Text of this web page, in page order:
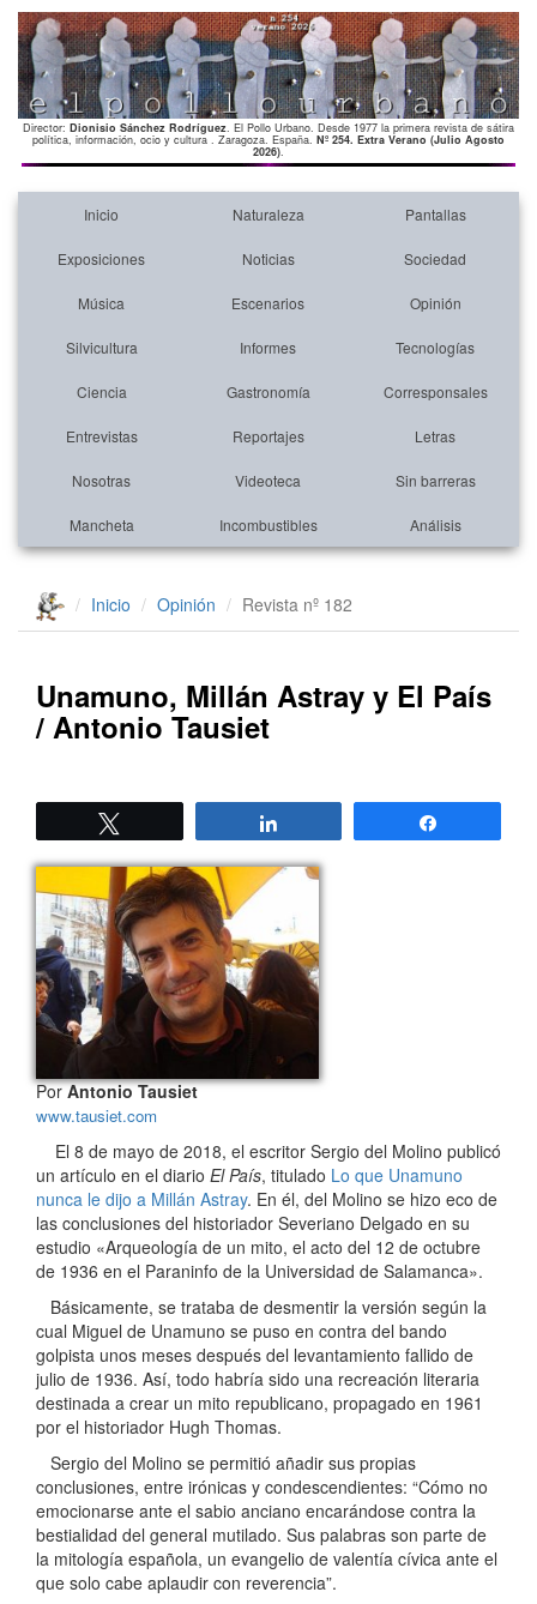
Director: Dionisio Sánchez Rodríguez. El Pollo Urbano. Desde 1977 la primera revista de sátira
política, información, ocio y cultura . Zaragoza. España. Nº 254. Extra Verano (Julio Agosto
2026).
Inicio Naturaleza Pantallas
Exposiciones Noticias Sociedad
Música Escenarios Opinión
Silvicultura Informes Tecnologías
Ciencia Gastronomía Corresponsales
Entrevistas Reportajes Letras
Nosotras Videoteca Sin barreras
Mancheta Incombustibles Análisis
Inicio Opinión Revista nº 182
Unamuno, Millán Astray y El País
/ Antonio Tausiet
PorAntonio Tausiet
www.tausiet.com
El 8 de mayo de 2018, el escritor Sergio del Molino publicó
un artículo en el diario El País, titulado Lo que Unamuno
nunca le dijo a Millán Astray. En él, del Molino se hizo eco de
las conclusiones del historiador Severiano Delgado en su
estudio «Arqueología de un mito, el acto del 12 de octubre
de 1936 en el Paraninfo de la Universidad de Salamanca».
Básicamente, se trataba de desmentir la versión según la
cual Miguel de Unamuno se puso en contra del bando
golpista unos meses después del levantamiento fallido de
julio de 1936. Así, todo habría sido una recreación literaria
destinada a crear un mito republicano, propagado en 1961
por el historiador Hugh Thomas.
Sergio del Molino se permitió añadir sus propias
conclusiones, entre irónicas y condescendientes: “Cómo no
emocionarse ante el sabio anciano encarándose contra la
bestialidad del general mutilado. Sus palabras son parte de
la mitología española, un evangelio de valentía cívica ante el
que solo cabe aplaudir con reverencia”.